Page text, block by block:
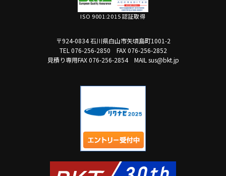
ISO 9001:2015 認証取得
〒924-0834 石川県白山市矢頃島町1001-2
TEL 076-256-2850
FAX 076-256-2852
見積り専用FAX 076-256-2854
MAIL sus@bkt.jp